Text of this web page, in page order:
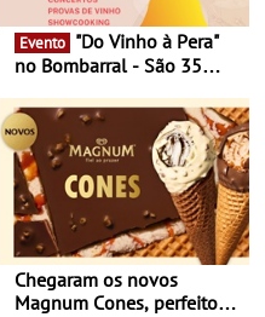
Evento
no Bombarral - São 35
prova e seis dias de
experiências
Chegaram os novos
Magnum Cones, perfeitos